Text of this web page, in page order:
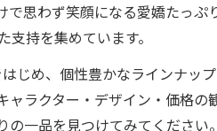
思わず笑顔になる愛嬌たっぷ
持を集めています。
じめ、個性豊かなラインナッ
ラクター・デザイン・価格の
一品を見つけてみてください。